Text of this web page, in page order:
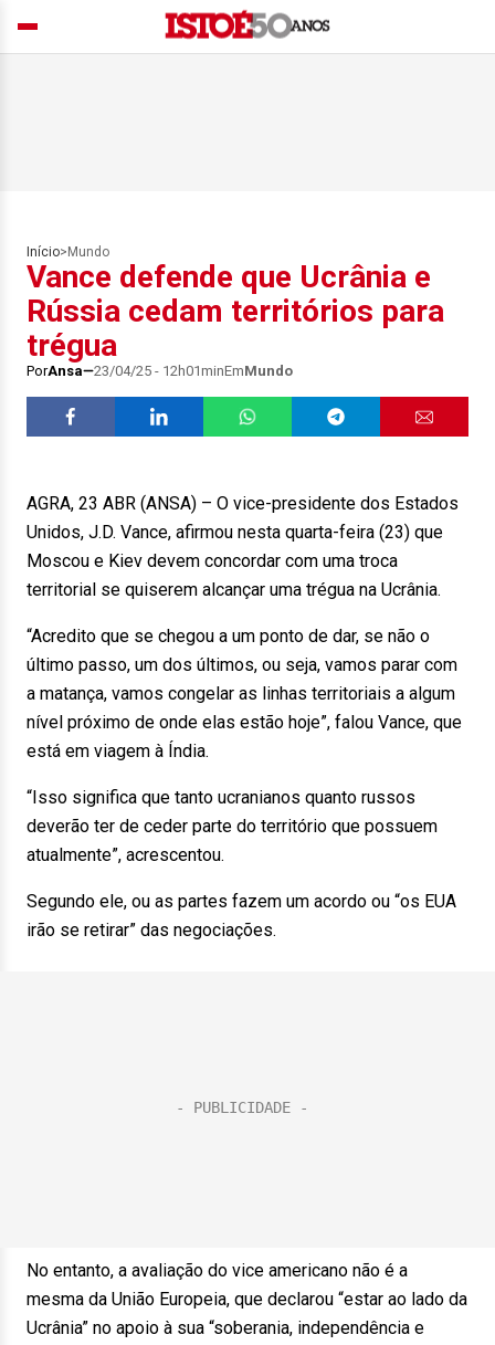
Início> Mundo
Vance defende que Ucrânia e
Rússia cedam territórios para
trégua
PorAnsa 23/04/25 - 12h01minEmMundo
AGRA, 23 ABR (ANSA) – O vice-presidente dos Estados
Unidos, J.D. Vance, afirmou nesta quarta-feira (23) que
Moscou e Kiev devem concordar com uma troca
territorial se quiserem alcançar uma trégua na Ucrânia.
“Acredito que se chegou a um ponto de dar, se não o
último passo, um dos últimos, ou seja, vamos parar com
a matança, vamos congelar as linhas territoriais a algum
nível próximo de onde elas estão hoje”, falou Vance, que
está em viagem à Índia.
“Isso significa que tanto ucranianos quanto russos
deverão ter de ceder parte do território que possuem
atualmente”, acrescentou.
Segundo ele, ou as partes fazem um acordo ou “os EUA
irão se retirar” das negociações.
No entanto, a avaliação do vice americano não é a
mesma da União Europeia, que declarou “estar ao lado da
Ucrânia” no apoio à sua “soberania, independência e